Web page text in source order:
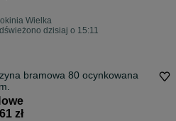
Wielka
dzisiaj o 15:11
bramowa 80 ocynkowana
zł